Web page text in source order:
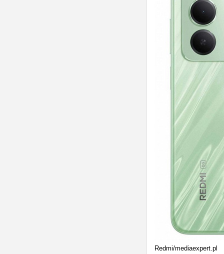
Redmi/mediaexpert.pl